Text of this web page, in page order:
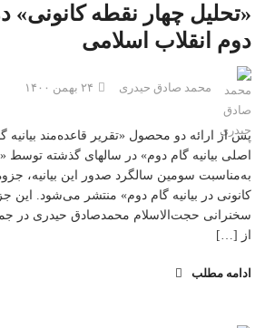
«تحلیل چهار نقطه کانونی»
دوم انقلاب اسلامی
محمد صادق حیدری
پس از ارائه دو محصول «تقریر قاعده‌مند بیانیه
اصلی بیانیه گام دوم» در سالهای گذشته توسط
به‌مناسبت سومین سالگرد صدور این بیانیه،
کانونی در بیانیه گام دوم» منتشر می‌شود. این
سخنرانی حجت‌الاسلام محمدصادق حیدری در
از […]
ادامه مطلب